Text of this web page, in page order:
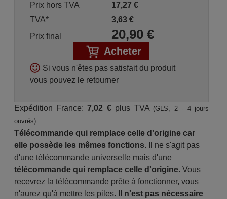
Prix hors TVA
17,27 €
TVA*
3,63€
Prix final
20,90€
Acheter
Si vous n'êtes pas satisfait du produit
vous pouvez le retourner
Expédition France:7,02 €plus TVA (GLS, 2 - 4 jours
ouvrés)
Télécommande qui remplace celle d'origine car
elle possède les mêmes fonctions.Il ne s'agit pas
d'une télécommande universelle mais d'une
télécommande qui remplace celle d'origine.Vous
recevrez la télécommande prête à fonctionner, vous
n'aurez qu'à mettre les piles.
Il n'est pas nécessaire